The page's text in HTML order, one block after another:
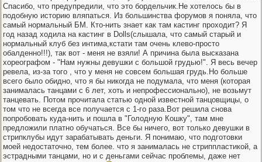
Спасибо, что предупредили, что это бордельчик.Не хотелось бы в
подобную историю вляпаться. Из большинства форумов я поняла, что
самый нормальный БМ. Кто-нить знает как там кастинг проходит? Я
год назад ходила на кастинг в Dolls(слышала, что самый старый и
нормальный клуб без интима,кстати там очень клево-просто
обалденно!!!), так вот - меня не взяли! А причина была высказана
хореографом - "Нам нужны девушки с большой грудью!". Я весь вечер
ревела, из-за того , что у меня не совсем большая грудь.Но больше
всего было обидно, что я бы никогда не подумала, что меня (которая
занималась танцами с 6 лет, хоть и непрофессионально), не возьмут
танцевать. Потом прочитала статью одной известной танцовщицы, о
том что не всегда все получается с 1-го раза.Вот решила снова
попробовать куда-нить и пошла в "Голодную Кошку", там мне
предложили платно обучаться. Все бы ничего, вот только девушки в
стрипклубы идут зарабатывать деньги. Я понимаю, что подготовки
моей недостаточно, тем более. что я занималась не стриппластикой, а
эстрадными танцами, но и с деньгами сейчас проблемы, даже нет